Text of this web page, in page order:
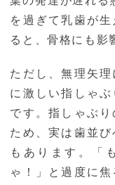
を過ぎて乳歯が
ると、骨格にも影
ただし、無理矢
に激しい指しゃ
です。指しゃぶ
ため、実は歯並
もあります。「
ゃ！」と過度に